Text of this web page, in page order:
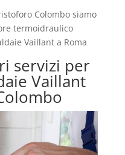
Colombo siamo
termoidraulico
Vaillant a Roma
servizi per
Vaillant